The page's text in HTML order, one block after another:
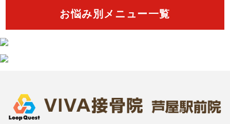
お悩み別メニュー一覧